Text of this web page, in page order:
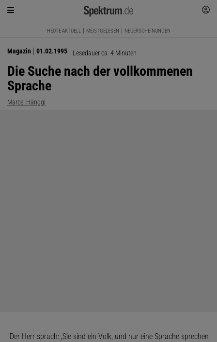
HEUTE AKTUELL MEISTGELESEN NEUERSCHEINUNGEN
Magazin 01.02.1995 Lesedauer ca. 4 Minuten
Die Suche nach der vollkommenen
Sprache
Marcel Hänggi
"Der Herr sprach: ,Sie sind ein Volk, und nur eine Sprache sprechen